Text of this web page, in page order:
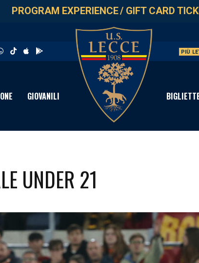
PROGRAM EXPERIENCE/ GIFT CARD
PIÙ
GIOVANILI
UNDER 21